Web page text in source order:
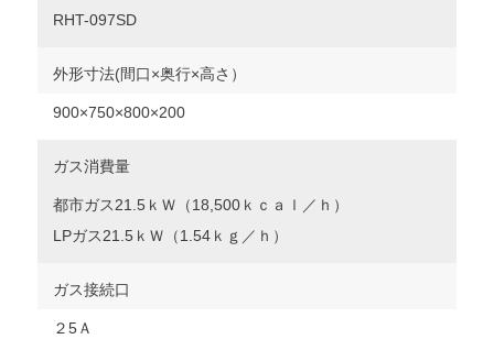
RHT-097SD
外形寸法(間口×奥行×高さ）
900×750×800×200
ガス消費量
都市ガス21.5ｋＷ（18,500ｋｃａｌ／ｈ）
LPガス21.5ｋＷ（1.54ｋｇ／ｈ）
ガス接続口
２5Ａ